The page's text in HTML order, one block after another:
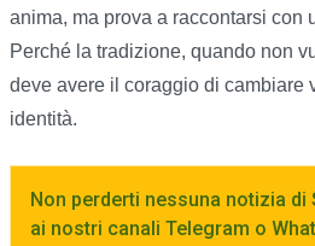
anima, ma prova a raccontarsi con
Perché la tradizione, quando non
deve avere il coraggio di cambiare
identità.
Non perderti nessuna notizia
ai nostri canali Telegram o